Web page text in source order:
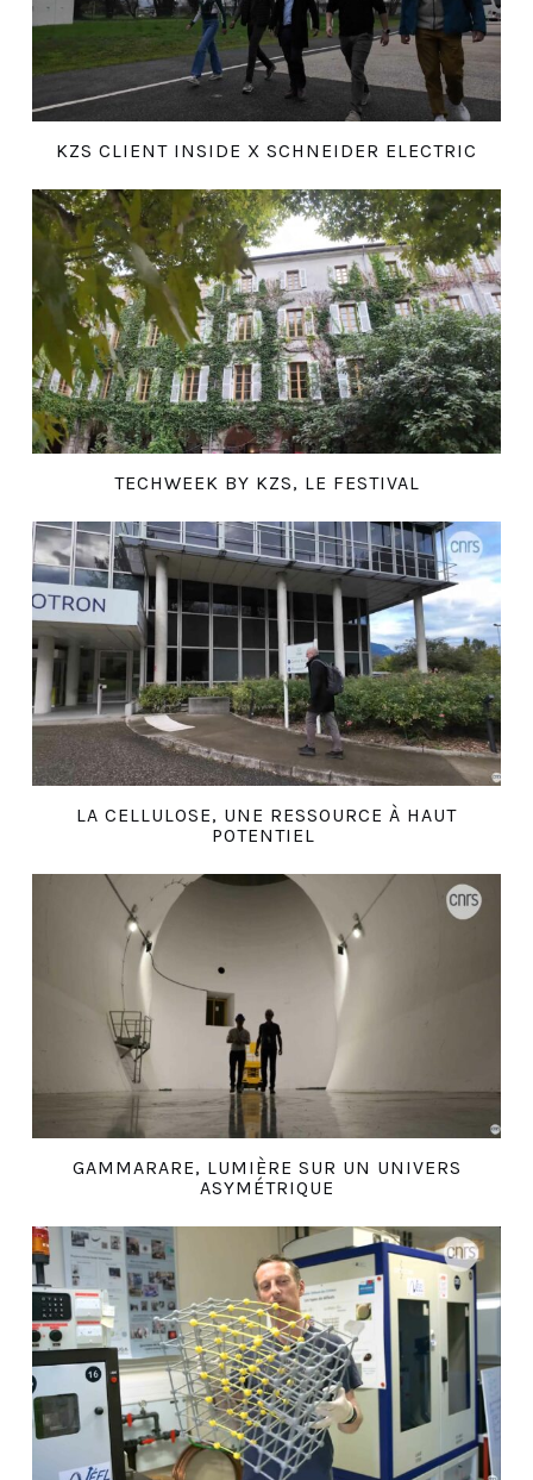
KZS CLIENT INSIDE X SCHNEIDER ELECTRIC
TECHWEEK BY KZS, LE FESTIVAL
LA CELLULOSE, UNE RESSOURCE À HAUT
POTENTIEL
GAMMARARE, LUMIÈRE SUR UN UNIVERS
ASYMÉTRIQUE